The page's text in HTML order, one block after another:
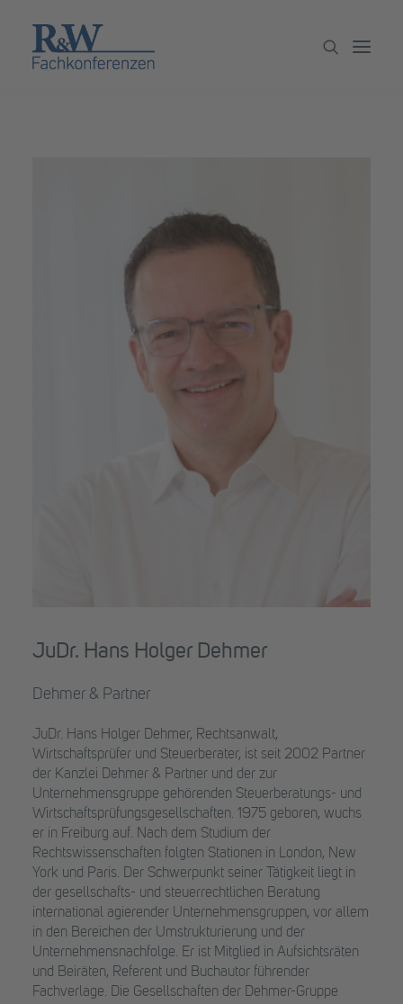
Newsletter
Archiv
JuDr. Hans Holger Dehmer
Dehmer & Partner
JuDr. Hans Holger Dehmer, Rechtsanwalt,
Wirtschaftsprüfer und Steuerberater, ist seit 2002 Partner
der Kanzlei Dehmer & Partner und der zur
Unternehmensgruppe gehörenden Steuerberatungs- und
Wirtschaftsprüfungsgesellschaften. 1975 geboren, wuchs
er in Freiburg auf. Nach dem Studium der
Rechtswissenschaften folgten Stationen in London, New
York und Paris. Der Schwerpunkt seiner Tätigkeit liegt in
der gesellschafts- und steuerrechtlichen Beratung
international agierender Unternehmensgruppen, vor allem
in den Bereichen der Umstrukturierung und der
Unternehmensnachfolge. Er ist Mitglied in Aufsichtsräten
und Beiräten, Referent und Buchautor führender
Fachverlage. Die Gesellschaften der Dehmer-Gruppe